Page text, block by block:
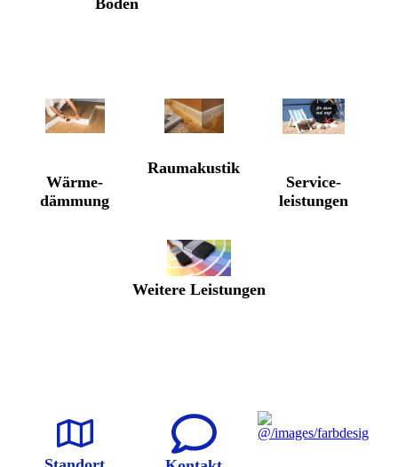
Boden
Wärme­
dämmung
Raum­akustik
Service­
leistungen
Weitere Leistungen